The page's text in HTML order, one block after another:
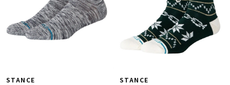
STANCE STANCE